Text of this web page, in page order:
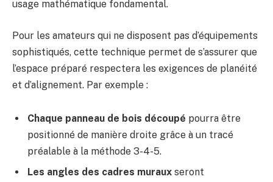
usage mathématique fondamental.
Pour les amateurs qui ne disposent pas d’équipements
sophistiqués, cette technique permet de s’assurer que
l’espace préparé respectera les exigences de planéité
et d’alignement. Par exemple :
Chaque panneau de bois découpé pourra être
positionné de manière droite grâce à un tracé
préalable à la méthode 3-4-5.
Les angles des cadres muraux seront